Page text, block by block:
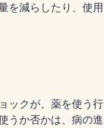
を減らしたり、使用
ックが、薬を使う行
うか否かは、病の進